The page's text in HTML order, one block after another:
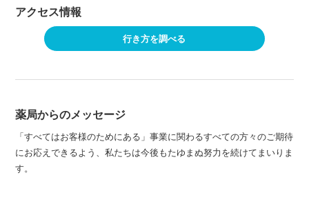
アクセス情報
行き方を調べる
薬局からのメッセージ
「すべてはお客様のためにある」事業に関わるすべての方々のご期待
にお応えできるよう、私たちは今後もたゆまぬ努力を続けてまいりま
す。